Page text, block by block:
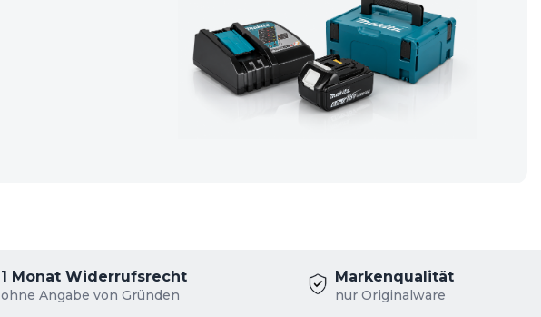
1 Monat Widerrufsrecht
ohne Angabe von Gründen
Markenqualität
nur Originalware